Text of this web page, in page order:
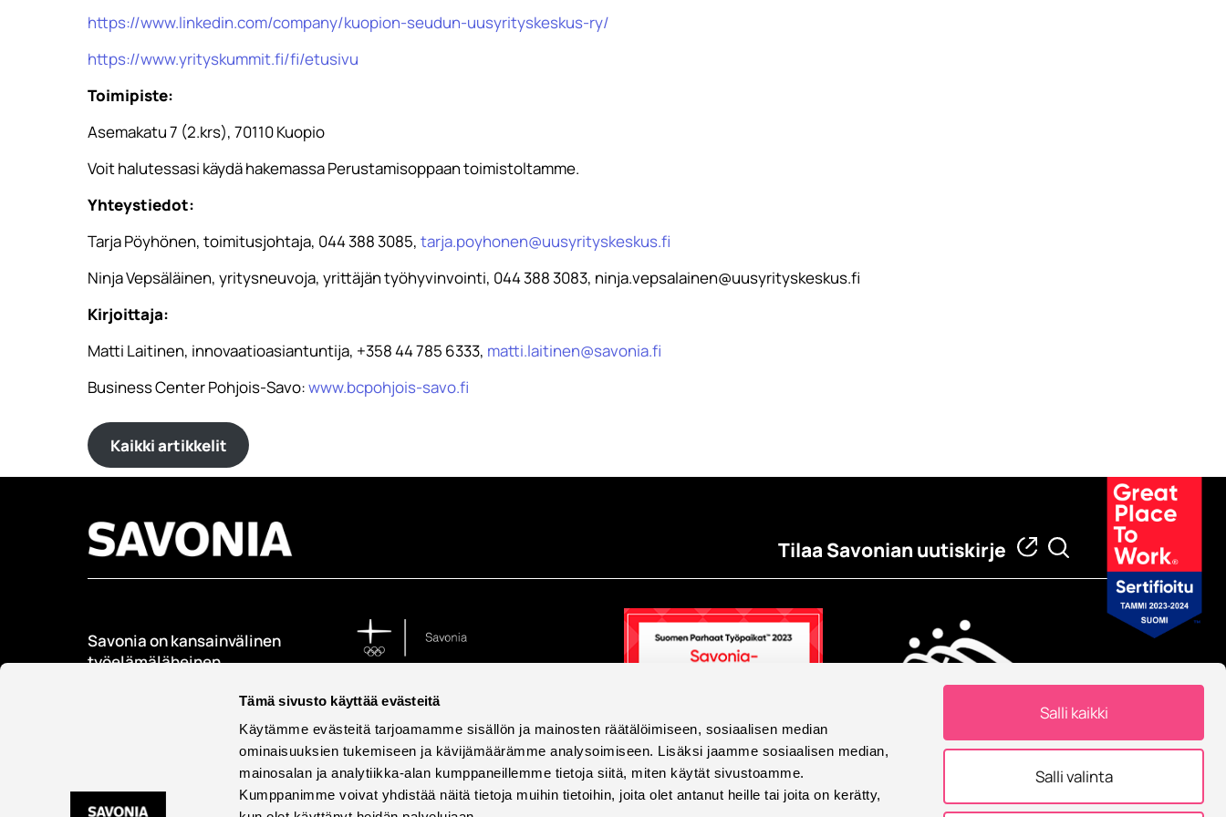
Tämä sivusto käyttää evästeitä
Käytämme evästeitä tarjoamamme sisällön ja mainosten räätälöimiseen, sosiaalisen median
ominaisuuksien tukemiseen ja kävijämäärämme analysoimiseen. Lisäksi jaamme sosiaalisen median,
mainosalan ja analytiikka-alan kumppaneillemme tietoja siitä, miten käytät sivustoamme.
Kumppanimme voivat yhdistää näitä tietoja muihin tietoihin, joita olet antanut heille tai joita on kerätty,
Salli kaikki
Salli valinta
https://www.linkedin.com/company/kuopion-seudun-uusyrityskeskus-ry/
https://www.yrityskummit.fi/fi/etusivu
Toimipiste:
Asemakatu 7 (2.krs), 70110 Kuopio
Voit halutessasi käydä hakemassa Perustamisoppaan toimistoltamme.
Yhteystiedot:
Tarja Pöyhönen, toimitusjohtaja, 044 388 3085, tarja.poyhonen@uusyrityskeskus.fi
Ninja Vepsäläinen, yritysneuvoja, yrittäjän työhyvinvointi, 044 388 3083, ninja.vepsalainen@uusyrityskeskus.fi
Kirjoittaja:
Matti Laitinen, innovaatioasiantuntija, +358 44 785 6333, matti.laitinen@savonia.fi
Business Center Pohjois-Savo:www.bcpohjois-savo.fi
Kaikki artikkelit
Tilaa Savonian uutiskirje
Savonia on kansainvälinen
työelämäläheinen
kouluttaa, tutkii, kehittää
Eurooppalainen yliopisto
Eurooppalainen yliopisto -
allianssissa.